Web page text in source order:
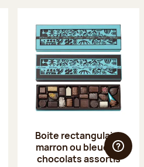
Boite rectangulaire
marron ou bleue 23
chocolats assortis